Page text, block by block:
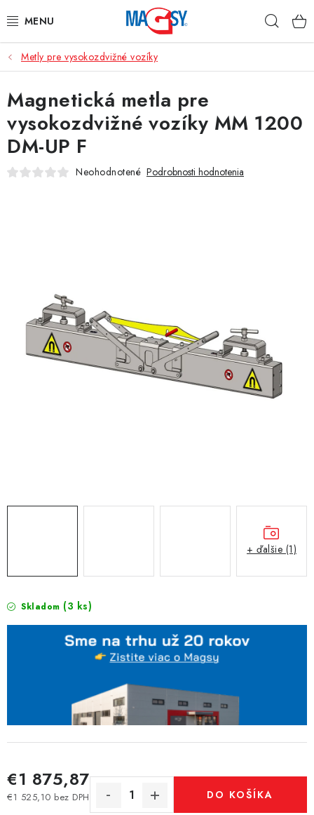
na
HLAVNÉ KATEGÓRIE
MAGNETICKÉ POMÔCKY
PRIEMYSELNÉ MAGNETY
OSTATNÉ MAGNETY
Metly pre vysokozdvižné vozíky
Skladom (3 ks)
€1 875,87
€1 525,10 bez DPH DO KOŠÍKA
Magnetická metla pre
vysokozdvižné vozíky MM 1200
DM-UP F
Neohodnotené Podrobnosti hodnotenia
+ ďalšie (1)